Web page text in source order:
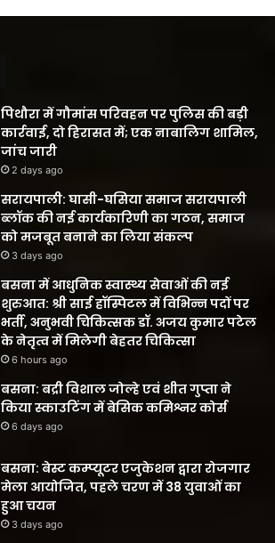
पिथौरा में गौमांस परिवहन पर पुलिस की बड़ी
कार्रवाई, दो हिरासत में; एक नाबालिग शामिल,
जांच जारी
2 days ago
सरायपाली: घासी-घसिया समाज सरायपाली
ब्लॉक की नई कार्यकारिणी का गठन, समाज
को मजबूत बनाने का लिया संकल्प
3 days ago
बसना में आधुनिक स्वास्थ्य सेवाओं की नई
शुरुआत: श्री साई हॉस्पिटल में विभिन्न पदों पर
भर्ती, अनुभवी चिकित्सक डॉ. अजय कुमार पटेल
के नेतृत्व में मिलेगी बेहतर चिकित्सा
6 hours ago
बसना: बद्री विशाल जोल्हे एवं शीत गुप्ता ने
किया स्काउटिंग में बेसिक कमिश्नर कोर्स
6 days ago
बसना: बेस्ट कम्प्यूटर एजुकेशन द्वारा रोजगार
मेला आयोजित, पहले चरण में 38 युवाओं का
हुआ चयन
3 days ago